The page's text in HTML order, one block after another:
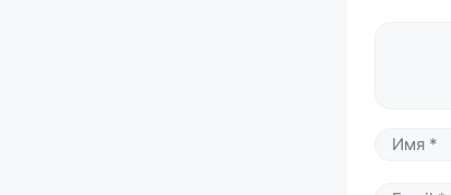
Имя